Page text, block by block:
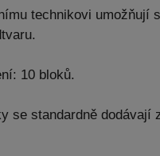
technikovi umožňují
10 bloků.
se standardně dodávají